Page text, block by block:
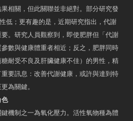
相關，但此關聯並非絕對。部分研究發
低；更有趣的是，近期研究指出，代謝
。研究人員觀察到，即使肥胖但「代謝
數與健康體重者相近；反之，肥胖同時
耐受不良及肝臟健康不佳）的男性，精
要訊息：改善代謝健康，或許與達到特
為關鍵。
色
機制之一為氧化壓力。活性氧物種為體